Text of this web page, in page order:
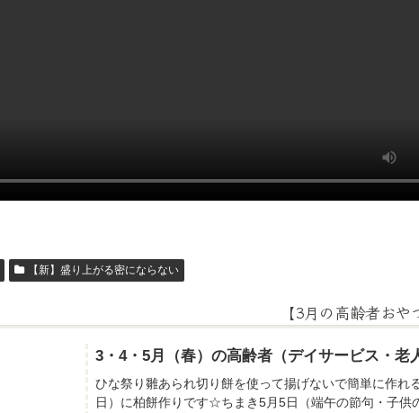
【新】盛り上がる密にならない
【3月の高齢者おや
3・4・5月（春）の高齢者（デイサービス・
ひな祭り雛あられ切り餅を使って揚げないで簡単に作
日）に柏餅作りです☆ちまき5月5日（端午の節句・子